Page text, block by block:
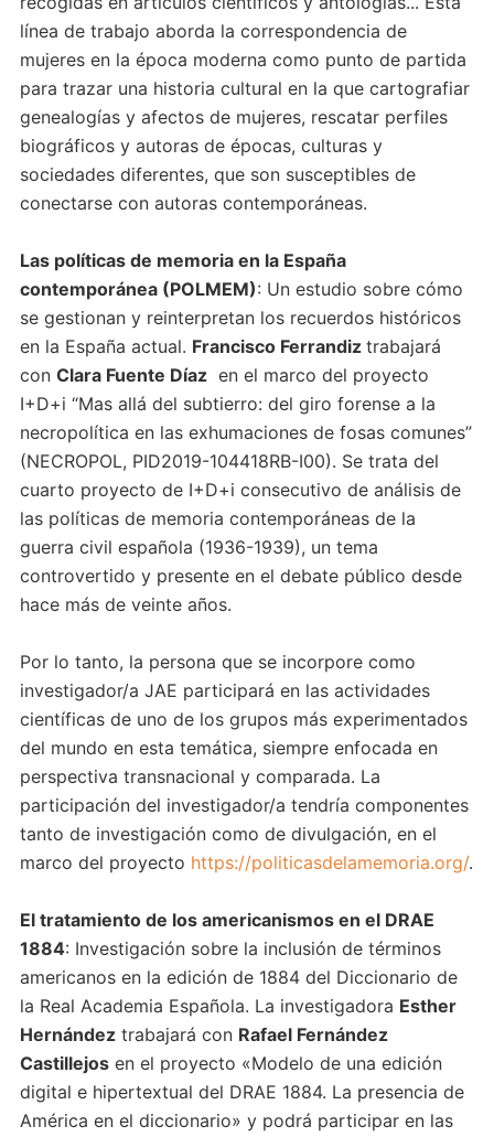
línea de trabajo aborda la correspondencia de
mujeres en la época moderna como punto de partida
para trazar una historia cultural en la que cartografiar
genealogías y afectos de mujeres, rescatar perfiles
biográficos y autoras de épocas, culturas y
sociedades diferentes, que son susceptibles de
conectarse con autoras contemporáneas.
Las políticas de memoria en la España
contemporánea (POLMEM): Un estudio sobre cómo
se gestionan y reinterpretan los recuerdos históricos
en la España actual. Francisco Ferrandiz trabajará
con Clara Fuente Díazen el marco del proyecto
I+D+i “Mas allá del subtierro: del giro forense a la
necropolítica en las exhumaciones de fosas comunes”
(NECROPOL, PID2019-104418RB-I00). Se trata del
cuarto proyecto de I+D+i consecutivo de análisis de
las políticas de memoria contemporáneas de la
guerra civil española (1936-1939), un tema
controvertido y presente en el debate público desde
hace más de veinte años.
Por lo tanto, la persona que se incorpore como
investigador/a JAE participará en las actividades
científicas de uno de los grupos más experimentados
del mundo en esta temática, siempre enfocada en
perspectiva transnacional y comparada. La
participación del investigador/a tendría componentes
tanto de investigación como de divulgación, en el
marco del proyecto https://politicasdelamemoria.org/.
El tratamiento de los americanismos en el DRAE
1884: Investigación sobre la inclusión de términos
americanos en la edición de 1884 del Diccionario de
la Real Academia Española. La investigadora Esther
Hernándeztrabajará con Rafael Fernández
Castillejosen el proyecto «Modelo de una edición
digital e hipertextual del DRAE 1884. La presencia de
América en el diccionario» y podrá participar en las